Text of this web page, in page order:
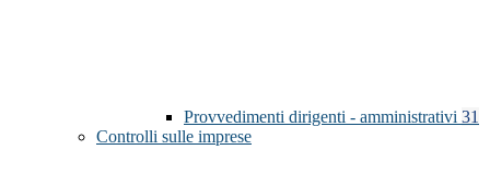
Provvedimenti dirigenti - amministrativi 31
Controlli sulle imprese